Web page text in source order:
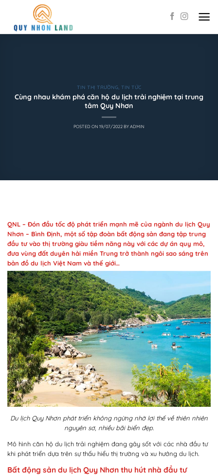
content
TIN THỊ TRƯỜNG, TIN TỨC
Cùng nhau khám phá căn hộ du lịch trải nghiệm tại trung
tâm Quy Nhơn
POSTED ON 19/07/2022BYADMIN
QNL – Đón đầu tốc độ phát triển mạnh mẽ của ngành du lịch Quy
Nhơn – Bình Định, một số tập đoàn bất động sản đang tập trung
đầu tư vào thị trường giàu tiềm năng này với các dự án quy mô,
đưa vùng đất duyên hải miền Trung trở thành ngôi sao sáng trên
bản đồ du lịch Việt Nam và thế giới…
Du lịch Quy Nhơn phát triển không ngừng nhờ lợi thế về thiên nhiên
nguyên sơ, nhiều bãi biển đẹp.
Mô hình căn hộ du lịch trải nghiệm đang gây sốt với các nhà đầu tư
khi phát triển dựa trên sự thấu hiểu thị trường và xu hướng du lịch.
Bất động sản du lịch Quy Nhơn thu hút nhà đầu tư